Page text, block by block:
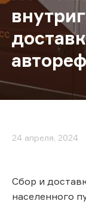
24 апреля, 2024
Сбор и
населенного